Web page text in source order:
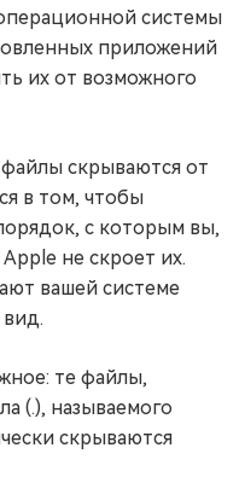
системы
приложений
их от возможного
скрываются от
в том, чтобы
с которым вы,
не скроет их.
вашей системе
те файлы,
(.), называемого
скрываются